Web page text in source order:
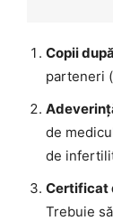
Copii
parteneri
de
de
Certificat
Trebuie